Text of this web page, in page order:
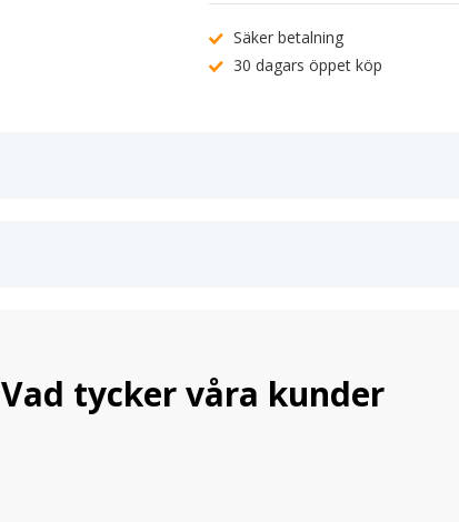
Säker betalning
30 dagars öppet köp
Vad tycker våra kunder